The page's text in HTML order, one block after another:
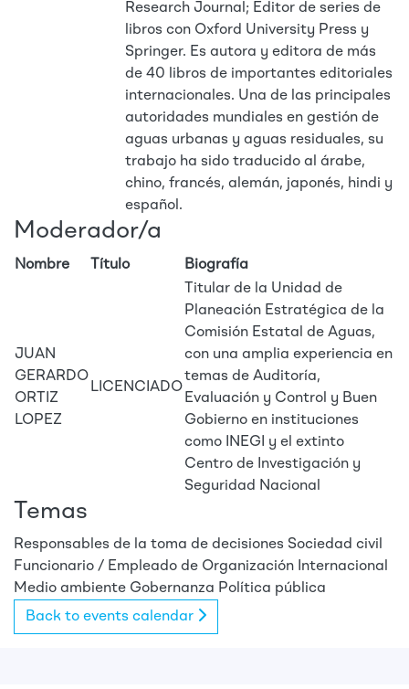
Research Journal; Editor de series de
libros con Oxford University Press y
Springer. Es autora y editora de más
de 40 libros de importantes editoriales
internacionales. Una de las principales
autoridades mundiales en gestión de
aguas urbanas y aguas residuales, su
trabajo ha sido traducido al árabe,
chino, francés, alemán, japonés, hindi y
español.
Moderador/a
Nombre Título Biografía
JUAN
GERARDO
ORTIZ
LOPEZ
LICENCIADO
Titular de la Unidad de
Planeación Estratégica de la
Comisión Estatal de Aguas,
con una amplia experiencia en
temas de Auditoría,
Evaluación y Control y Buen
Gobierno en instituciones
como INEGI y el extinto
Centro de Investigación y
Seguridad Nacional
Temas
Responsables de la toma de decisiones Sociedad civil
Funcionario / Empleado de Organización Internacional
Medio ambiente Gobernanza Política pública
Back to events calendar